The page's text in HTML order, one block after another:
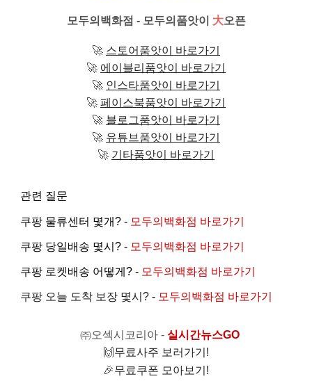
모두의백화점 - 모두의품앗이 大오픈
🚀 스토어품앗이 바로가기
🚀 에이블리품앗이 바로가기
🚀 인스타품앗이 바로가기
🚀 페이스북품앗이 바로가기
🚀 블로그품앗이 바로가기
🚀 유튜브품앗이 바로가기
🚀 기타품앗이 바로가기
관련 질문
쿠팡 물류센터 몇개? - 모두의백화점 바로가기
쿠팡 당일배송 몇시? - 모두의백화점 바로가기
쿠팡 로켓배송 어떻게? - 모두의백화점 바로가기
쿠팡 오늘 도착 보장 몇시? - 모두의백화점 바로가기
㈜오섹시코리아- 실시간뉴스GO
🙌 무료사주 보러가기!
🎉무료쿠폰 모아보기!